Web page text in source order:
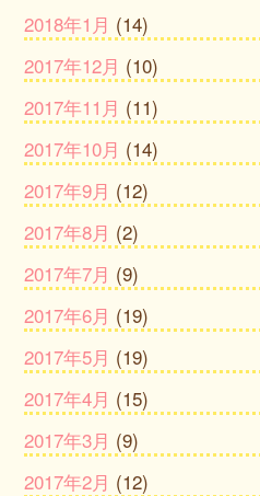
2018年1月 (14)
2017年12月 (10)
2017年11月 (11)
2017年10月 (14)
2017年9月 (12)
2017年8月 (2)
2017年7月 (9)
2017年6月 (19)
2017年5月 (19)
2017年4月 (15)
2017年3月 (9)
2017年2月 (12)